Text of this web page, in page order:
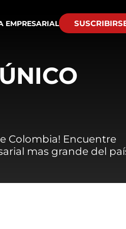
EMPRESARIAL
Colombia! Encuentre
mas grande del